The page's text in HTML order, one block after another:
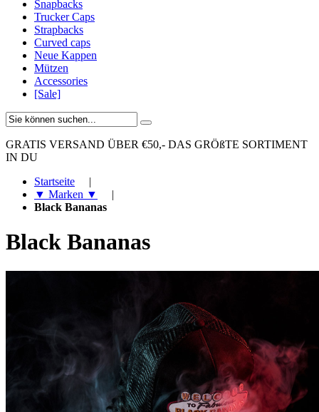
Snapbacks
Trucker Caps
Strapbacks
Curved caps
Neue Kappen
Mützen
Accessories
[Sale]
GRATIS VERSAND ÜBER €50,- DAS GRÖßTE SORTIMENT
IN DU
Startseite
|
▼ Marken ▼
|
Black Bananas
Black Bananas